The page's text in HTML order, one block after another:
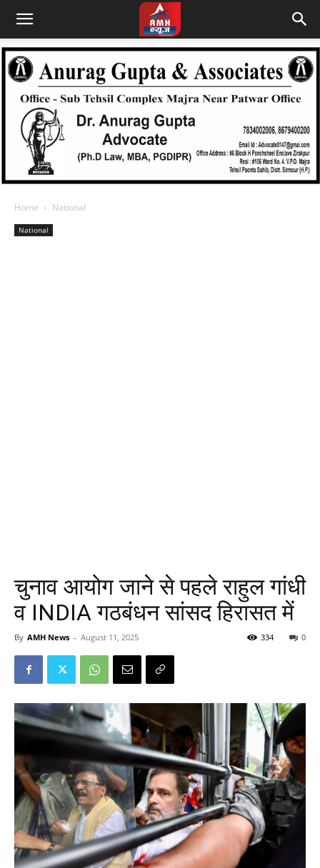
Home National
National
चुनाव आयोग जाने से पहले राहुल गांधी
व INDIA गठबंधन सांसद हिरासत में
By AMH News - August 11, 2025 0
334